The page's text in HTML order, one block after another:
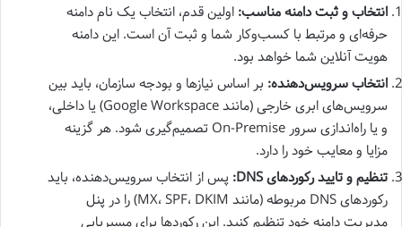
انتخاب و ثبت دامنه مناسب: اولین قدم، انتخاب یک نام دامنه
حرفه‌ای و مرتبط با کسب‌وکار شما و ثبت آن است. این دامنه
هویت آنلاین شما خواهد بود.
انتخاب سرویس‌دهنده: بر اساس نیازها و بودجه سازمان، باید بین
سرویس‌های ابری خارجی (مانند Google Workspace) یا داخلی،
و یا راه‌اندازی سرور On-Premise تصمیم‌گیری شود. هر گزینه
مزایا و معایب خود را دارد.
تنظیم و تایید رکوردهای DNS:
پس از انتخاب سرویس‌دهنده، باید
رکوردهای DNS مربوطه (مانند MX، SPF، DKIM) را در پنل
مدیریت دامنه خود تنظیم کنید. این رکوردها برای مسیریابی